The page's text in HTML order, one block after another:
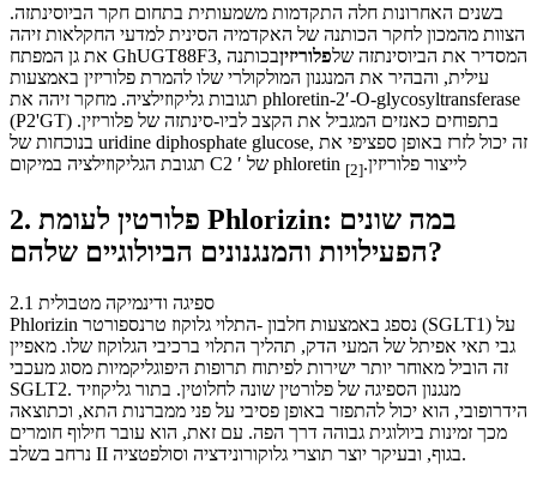
בשנים האחרונות חלה התקדמות משמעותית בתחום חקר הביוסינתזה.
הצוות מהמכון לחקר הכותנה של האקדמיה הסינית למדעי החקלאות זיהה
את גן המפתח GhUGT88F3, המסדיר את הביוסינתזה שלפלוריזיןבכותנה
עילית, והבהיר את המנגנון המולקולרי שלו להמרת פלוריזין באמצעות
תגובות גליקוזילציה. מחקר זיהה את phloretin-2′-O-glycosyltransferase
(P2'GT) בתפוחים כאנזים המגביל את הקצב לביו-סינתזה של פלוריזין.
בנוכחות של uridine diphosphate glucose, זה יכול לזרז באופן ספציפי את
תגובת הגליקוזילציה במיקום C2 ′ של phloretin לייצור פלוריזין.[2]
2. פלורטין לעומת Phlorizin: במה שונים
הפעילויות והמנגנונים הביולוגיים שלהם?
2.1 ספיגה ודינמיקה מטבולית
Phlorizin נספג באמצעות חלבון -התלוי גלוקוז טרנספורטר (SGLT1) על
גבי תאי אפיתל של המעי הדק, תהליך התלוי ברכיבי הגלוקוז שלו. מאפיין
זה הוביל מאוחר יותר ישירות לפיתוח תרופות היפוגליקמיות מסוג מעכבי
SGLT2. מנגנון הספיגה של פלורטין שונה לחלוטין. בתור גליקוזיד
הידרופובי, הוא יכול להתפזר באופן פסיבי על פני ממברנות התא, וכתוצאה
מכך זמינות ביולוגית גבוהה דרך הפה. עם זאת, הוא עובר חילוף חומרים
נרחב בשלב II בגוף, ובעיקר יוצר תוצרי גלוקורונידציה וסולפטציה.